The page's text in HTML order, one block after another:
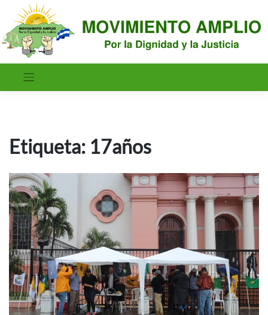
contenido
Etiqueta: 17años